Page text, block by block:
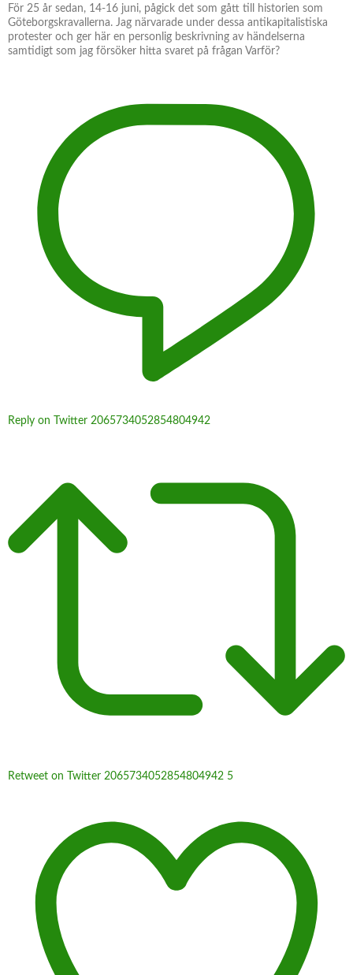
För 25 år sedan, 14-16 juni, pågick det som gått till historien som
Göteborgskravallerna. Jag närvarade under dessa antikapitalistiska
protester och ger här en personlig beskrivning av händelserna
samtidigt som jag försöker hitta svaret på frågan Varför?
Reply on Twitter 2065734052854804942
Retweet on Twitter 2065734052854804942 5